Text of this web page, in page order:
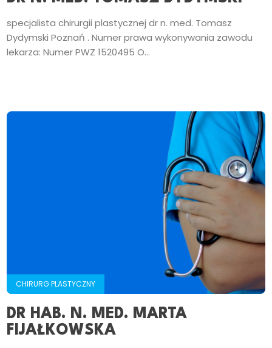
specjalista chirurgii plastycznej dr n. med. Tomasz
Dydymski Poznań . Numer prawa wykonywania zawodu
lekarza: Numer PWZ 1520495 O...
CHIRURG PLASTYCZNY
DR HAB. N. MED. MARTA
FIJAŁKOWSKA